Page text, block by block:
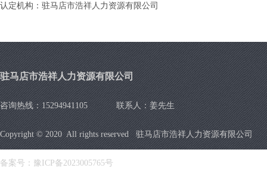
认定机构：驻马店市浩祥人力资源有限公司
驻马店市浩祥人力资源有限公司
咨询热线：15294941105 联系人：姜先生
Copyright © 2020 All rights reserved 驻马店市浩祥人力资源有限公司
备案号： 豫ICP备2023005765号